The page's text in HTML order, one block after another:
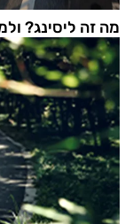
מה זה ליסינג?